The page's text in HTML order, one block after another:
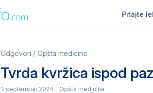
Pitajte
Odgovori / Opšta medicina
Tvrda kvržica ispod
1. septembar 2024. · Opšta medicina